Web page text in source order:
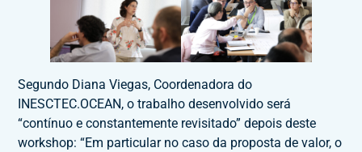
Segundo Diana Viegas, Coordenadora do
INESCTEC.OCEAN, o trabalho desenvolvido será
“contínuo e constantemente revisitado” depois deste
workshop: “Em particular no caso da proposta de valor, o